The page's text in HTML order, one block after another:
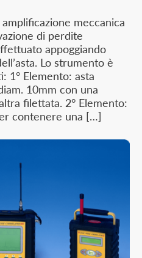
meccanica
di perdite
appoggiando
Lo strumento è
1° Elemento: asta
10mm con una
filettata. 2° Elemento:
contenere una […]